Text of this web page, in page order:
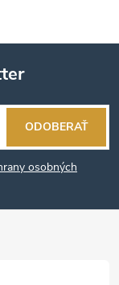
osobných
ODOBERAŤ